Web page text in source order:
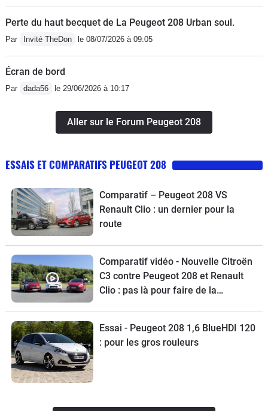
Perte du haut becquet de La Peugeot 208 Urban soul.
Par Invité TheDon le 08/07/2026 à 09:05
Écran de bord
Par dada56 le 29/06/2026 à 10:17
Aller sur le Forum Peugeot 208
ESSAIS ET COMPARATIFS PEUGEOT 208
Comparatif – Peugeot 208 VS
Renault Clio : un dernier pour la
route
Comparatif vidéo - Nouvelle Citroën
C3 contre Peugeot 208 et Renault
Clio : pas là pour faire de la
Essai - Peugeot 208 1,6 BlueHDI 120
: pour les gros rouleurs